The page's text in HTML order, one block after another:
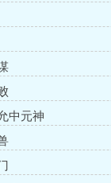
中元神